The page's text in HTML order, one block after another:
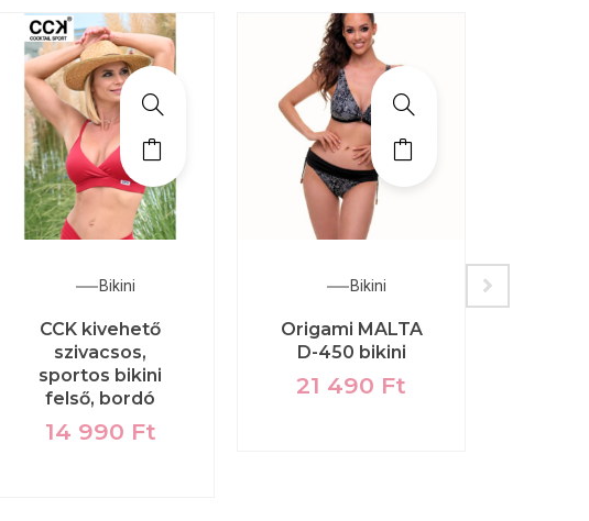
Bikini
CCK kivehető
szivacsos,
sportos bikini
felső, bordó
14 990 Ft
Bikini
Origami MALTA
D-450 bikini
21 490 Ft